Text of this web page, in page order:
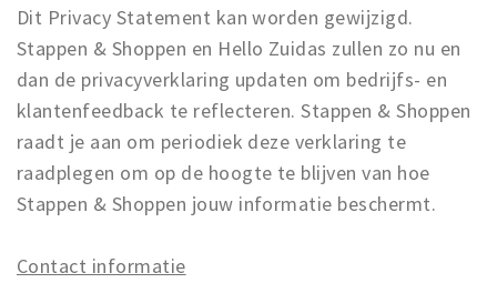
Dit Privacy Statement kan worden gewijzigd.
Stappen & Shoppen en Hello Zuidas zullen zo nu en
dan de privacyverklaring updaten om bedrijfs- en
klantenfeedback te reflecteren. Stappen & Shoppen
raadt je aan om periodiek deze verklaring te
raadplegen om op de hoogte te blijven van hoe
Stappen & Shoppen jouw informatie beschermt.
Contact informatie